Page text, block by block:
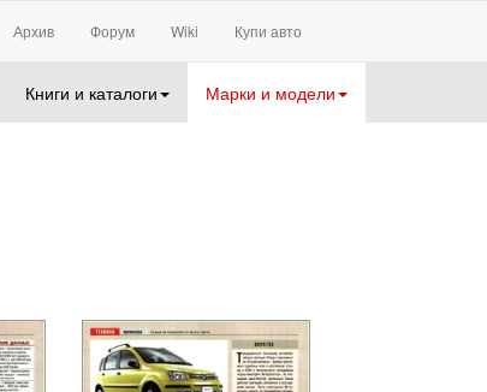
Архив Форум Wiki Купи авто
Книги и каталоги Марки и модели